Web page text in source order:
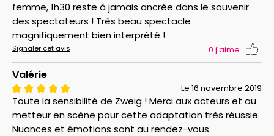
femme, 1h30 reste à jamais ancrée dans le souvenir
des spectateurs ! Très beau spectacle
magnifiquement bien interprété !
Signaler cet avis 0 j'aime
Valérie
Le 16 novembre 2019
Toute la sensibilité de Zweig ! Merci aux acteurs et au
metteur en scène pour cette adaptation très réussie.
Nuances et émotions sont au rendez-vous.